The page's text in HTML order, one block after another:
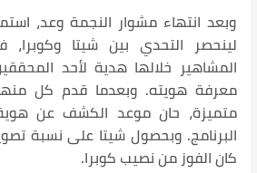
وبعد انتهاء مشوار النجمة وعد،
لينحصر التحدي بين شيتا
المشاهير خلالها هدية لأحد
معرفة هويته. وبعدما قدم كل
متميزة، حان موعد الكشف عن هوية
البرنامج. وبحصول شيتا على نسبة
كان الفوز من نصيب كوبرا.